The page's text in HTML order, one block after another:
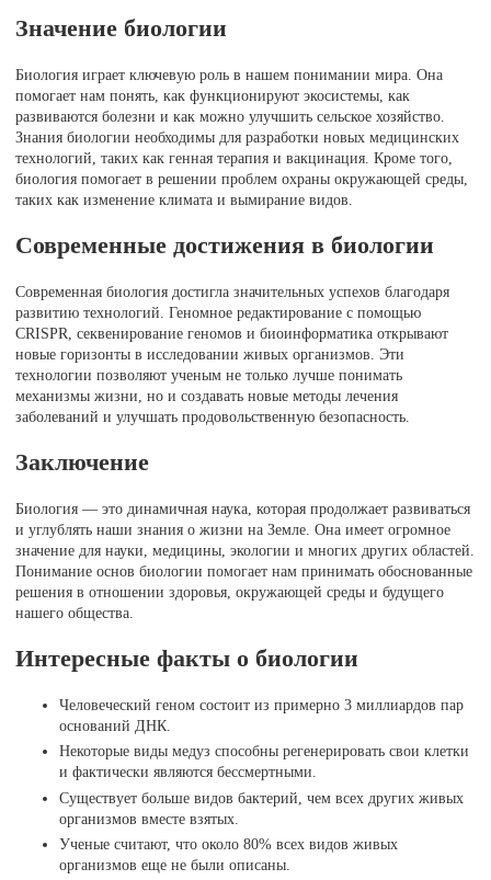
Значение биологии
Биология играет ключевую роль в нашем понимании мира. Она
помогает нам понять, как функционируют экосистемы, как
развиваются болезни и как можно улучшить сельское хозяйство.
Знания биологии необходимы для разработки новых медицинских
технологий, таких как генная терапия и вакцинация. Кроме того,
биология помогает в решении проблем охраны окружающей среды,
таких как изменение климата и вымирание видов.
Современные достижения в биологии
Современная биология достигла значительных успехов благодаря
развитию технологий. Геномное редактирование с помощью
CRISPR, секвенирование геномов и биоинформатика открывают
новые горизонты в исследовании живых организмов. Эти
технологии позволяют ученым не только лучше понимать
механизмы жизни, но и создавать новые методы лечения
заболеваний и улучшать продовольственную безопасность.
Заключение
Биология — это динамичная наука, которая продолжает развиваться
и углублять наши знания о жизни на Земле. Она имеет огромное
значение для науки, медицины, экологии и многих других областей.
Понимание основ биологии помогает нам принимать обоснованные
решения в отношении здоровья, окружающей среды и будущего
нашего общества.
Интересные факты о биологии
Человеческий геном состоит из примерно 3 миллиардов пар
оснований ДНК.
Некоторые виды медуз способны регенерировать свои клетки
и фактически являются бессмертными.
Существует больше видов бактерий, чем всех других живых
организмов вместе взятых.
Ученые считают, что около 80% всех видов живых
организмов еще не были описаны.